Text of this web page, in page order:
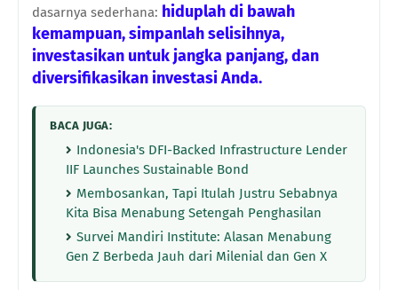
dasarnya sederhana: hiduplah di bawah
kemampuan, simpanlah selisihnya,
investasikan untuk jangka panjang, dan
diversifikasikan investasi Anda.
BACA JUGA:
Indonesia's DFI-Backed Infrastructure Lender
IIF Launches Sustainable Bond
Membosankan, Tapi Itulah Justru Sebabnya
Kita Bisa Menabung Setengah Penghasilan
Survei Mandiri Institute: Alasan Menabung
Gen Z Berbeda Jauh dari Milenial dan Gen X